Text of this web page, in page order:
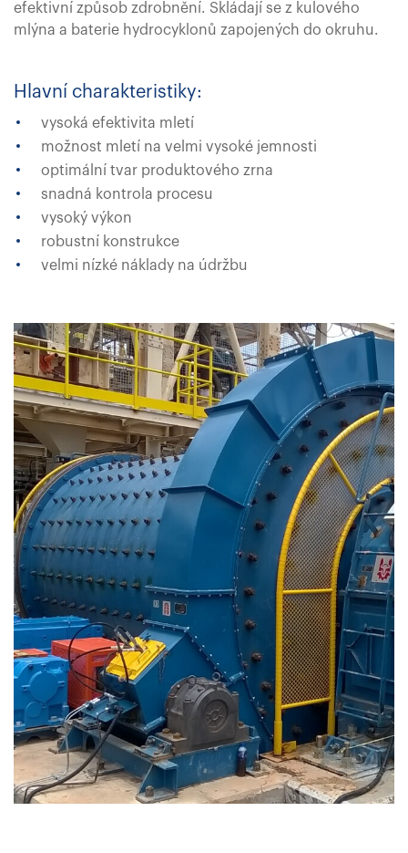
efektivní způsob zdrobnění. Skládají se z kulového
mlýna a baterie hydrocyklonů zapojených do okruhu.
Hlavní charakteristiky:
vysoká efektivita mletí
možnost mletí na velmi vysoké jemnosti
optimální tvar produktového zrna
snadná kontrola procesu
vysoký výkon
robustní konstrukce
velmi nízké náklady na údržbu